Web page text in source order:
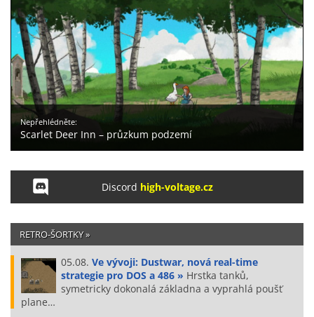
Nepřehlédněte:
Scarlet Deer Inn – průzkum podzemí
Discord high-voltage.cz
RETRO-ŠORTKY »
05.08. Ve vývoji: Dustwar, nová real-time
strategie pro DOS a 486 » Hrstka tanků,
symetricky dokonalá základna a vyprahlá poušť
plane…